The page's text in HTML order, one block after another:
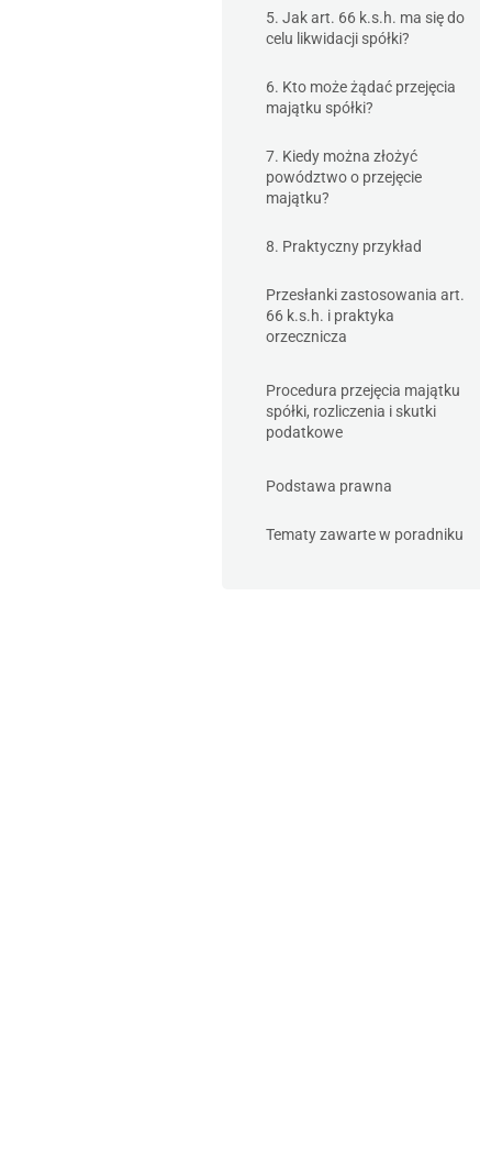
5. Jak art. 66 k.s.h. ma się do
celu likwidacji spółki?
6. Kto może żądać przejęcia
majątku spółki?
7. Kiedy można złożyć
powództwo o przejęcie
majątku?
8. Praktyczny przykład
Przesłanki zastosowania art.
66 k.s.h. i praktyka
orzecznicza
Procedura przejęcia majątku
spółki, rozliczenia i skutki
podatkowe
Podstawa prawna
Tematy zawarte w poradniku